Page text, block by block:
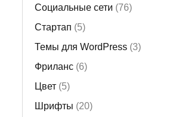
Социальные сети (76)
Стартап (5)
Темы для WordPress (3)
Фриланс (6)
Цвет (5)
Шрифты (20)